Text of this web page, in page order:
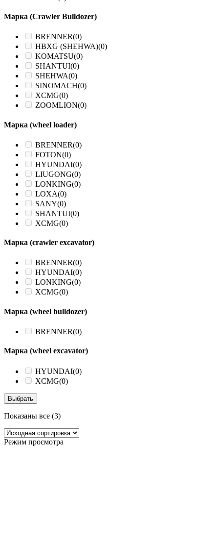
Марка (Crawler Bulldozer)
BRENNER(0)
HBXG (SHEHWA)(0)
KOMATSU(0)
SHANTUI(0)
SHEHWA(0)
SINOMACH(0)
XCMG(0)
ZOOMLION(0)
Марка (wheel loader)
BRENNER(0)
FOTON(0)
HYUNDAI(0)
LIUGONG(0)
LONKING(0)
LOXA(0)
SANY(0)
SHANTUI(0)
XCMG(0)
Марка (crawler excavator)
BRENNER(0)
HYUNDAI(0)
LONKING(0)
XCMG(0)
Марка (wheel bulldozer)
BRENNER(0)
Марка (wheel excavator)
HYUNDAI(0)
XCMG(0)
Выбрать
Показаны все (3)
Режим просмотра